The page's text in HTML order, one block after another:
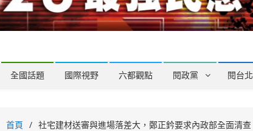
全國話題 國際視野 六都觀點 閱政黨 閱台北
首頁 社宅建材送審與進場落差大，鄭正鈐要求內政部全面清查